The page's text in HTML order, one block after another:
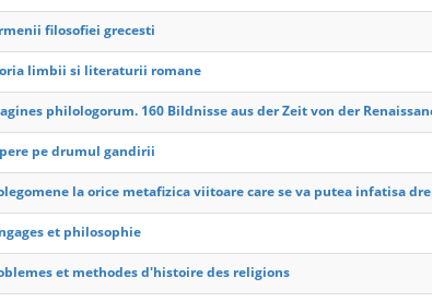
filosofiei grecesti
limbii si literaturii romane
philologorum. 160 Bildnisse aus der Zeit von der
pe drumul gandirii
la orice metafizica viitoare care se va putea infatisa
et philosophie
et methodes d'histoire des religions